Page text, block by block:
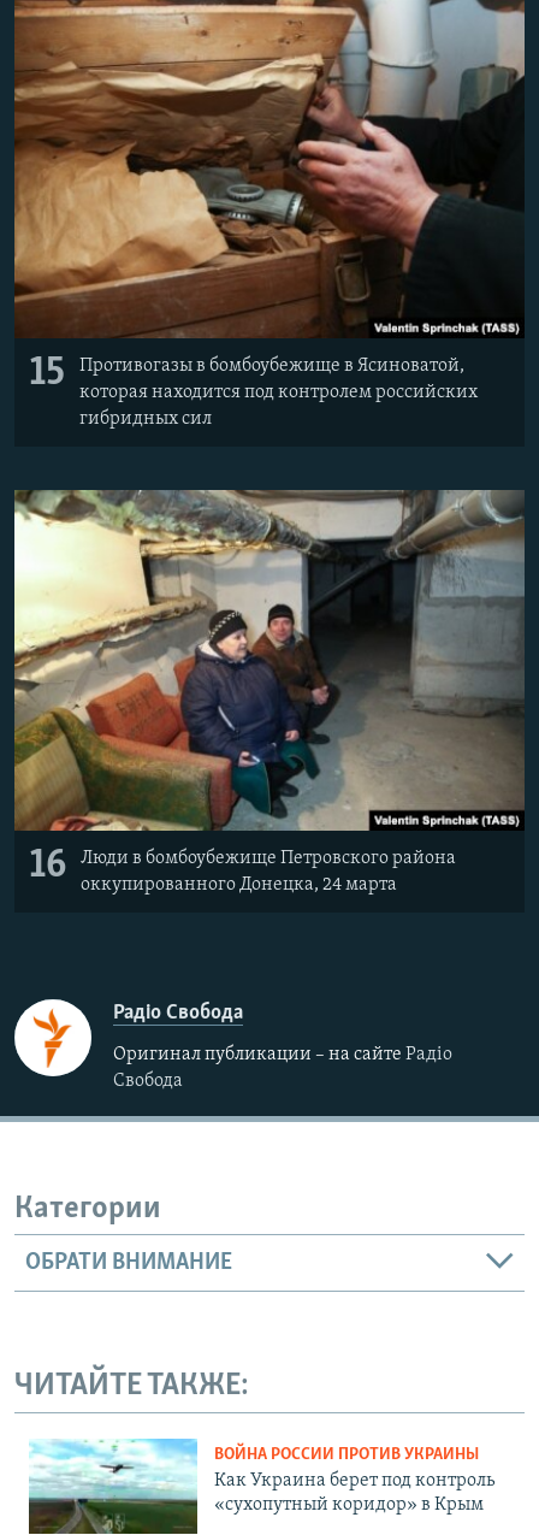
15
Противогазы в бомбоубежище в Ясиноватой,
которая находится под контролем российских
гибридных сил
16
Люди в бомбоубежище Петровского района
оккупированного Донецка, 24 марта
Радіо Свобода
Оригинал публикации – на сайте Радіо
Свобода
Категории
ОБРАТИ ВНИМАНИЕ
ЧИТАЙТЕ ТАКЖЕ:
ВОЙНА РОССИИ ПРОТИВ УКРАИНЫ
Как Украина берет под контроль
«сухопутный коридор» в Крым